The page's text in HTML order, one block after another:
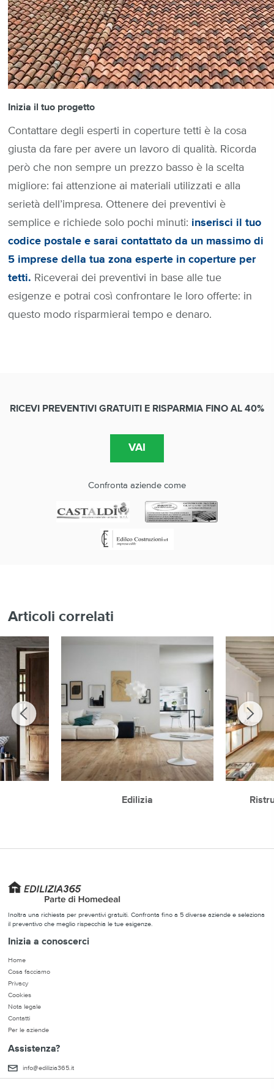
Inizia il tuo progetto
Contattare degli esperti in coperture tetti è la cosa
giusta da fare per avere un lavoro di qualità. Ricorda
però che non sempre un prezzo basso è la scelta
migliore: fai attenzione ai materiali utilizzati e alla
serietà dell’impresa. Ottenere dei preventivi è
semplice e richiede solo pochi minuti: inserisci il tuo
codice postale e sarai contattato da un massimo di
5 imprese della tua zona esperte in coperture per
tetti. Riceverai dei preventivi in base alle tue
esigenze e potrai così confrontare le loro offerte: in
questo modo risparmierai tempo e denaro.
RICEVI PREVENTIVI GRATUITI E RISPARMIA FINO AL 40%
Confronta aziende come
Articoli correlati
Edilizia
Inoltra una richiesta per preventivi gratuiti. Confronta fino a 5 diverse aziende e seleziona
il preventivo che meglio rispecchia le tue esigenze.
Inizia a conoscerci
Home
Cosa facciamo
Privacy
Cookies
Nota legale
Contatti
Per le aziende
Assistenza?
info@edilizia365.it